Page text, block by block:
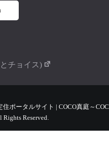
チョイス)
ポータルサイト | COCO真庭～
Rights Reserved.